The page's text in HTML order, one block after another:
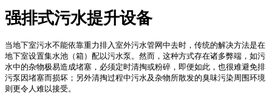
强排式污水提升设备
当地下室污水不能依靠重力排入室外污水管网中去时，传统的解决方法是在
地下室设置集水池（箱）配以污水泵。然而，这种方式存在诸多弊端，如污
水中的杂物极易造成堵塞，必须定时清掏或粉碎，即便如此，也很难避免排
污泵因堵塞而损坏；另外清掏过程中污水及杂物所散发的臭味污染周围环境
则更令人难以接受。